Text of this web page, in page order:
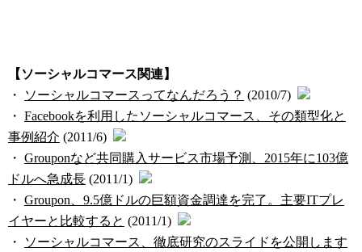
【ソーシャルコマース関連】
・
ソーシャルコマースってなんだろう？ (2010/7)
・ Facebookを利用したソーシャルコマース、その類型化と
事例紹介 (2011/6)
・ Grouponなど共同購入サービス市場予測、2015年に103億
ドルへ急成長 (2011/1)
・ Groupon、9.5億ドルの巨額資金調達を完了。主要ITプレ
イヤーと比較すると (2011/1)
・
ソーシャルコマース、徹底研究のスライドを公開します